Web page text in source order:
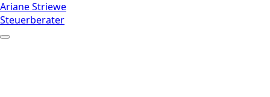
Ariane Striewe
Steuerberater